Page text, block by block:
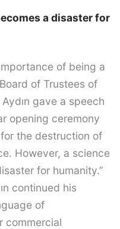
a disaster for
of being a
of Trustees of
gave a speech
opening ceremony
the destruction of
However, a science
for humanity.”
continued his
of
commercial